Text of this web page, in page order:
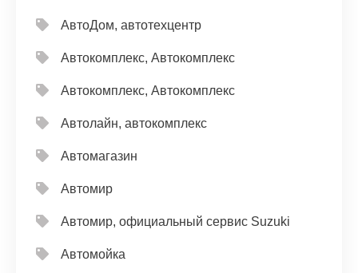
АвтоДом, автотехцентр
Автокомплекс, Автокомплекс
Автокомплекс, Автокомплекс
Автолайн, автокомплекс
Автомагазин
Автомир
Автомир, официальный сервис Suzuki
Автомойка